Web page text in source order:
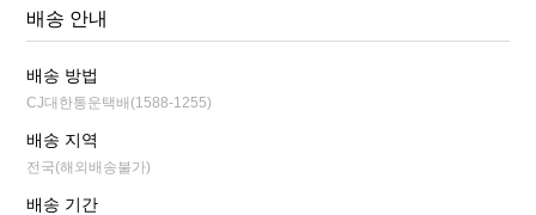
배송 안내
배송 방법
CJ대한통운택배(1588-1255)
배송 지역
전국(해외배송불가)
배송 기간